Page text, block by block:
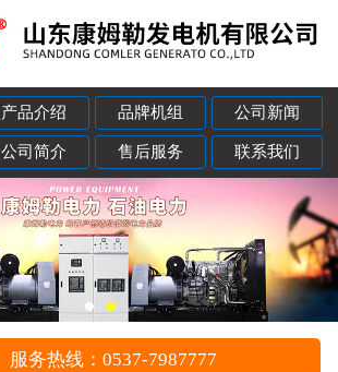
产品介绍 品牌机组 公司新闻
公司简介 售后服务 联系我们
服务热线：0537-7987777